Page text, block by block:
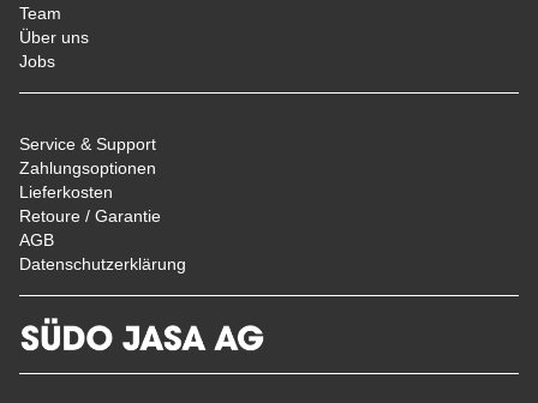
Team
Über uns
Jobs
Service & Support
Zahlungsoptionen
Lieferkosten
Retoure / Garantie
AGB
Datenschutzerklärung